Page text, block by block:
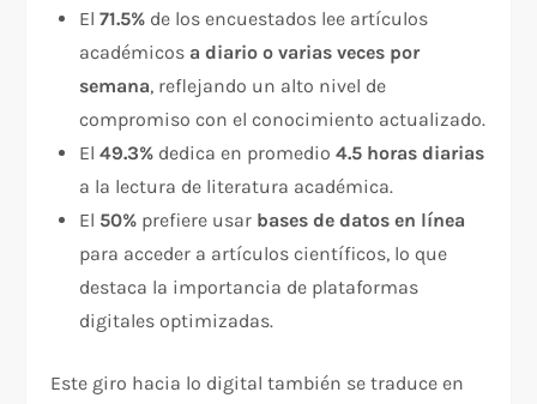
El71.5% de los encuestados lee artículos
académicos a diario o varias veces por
semana, reflejando un alto nivel de
compromiso con el conocimiento actualizado.
El49.3% dedica en promedio4.5 horas diarias
a la lectura de literatura académica.
El 50% prefiere usar bases de datos en línea
para acceder a artículos científicos, lo que
destaca la importancia de plataformas
digitales optimizadas.
Este giro hacia lo digital también se traduce en